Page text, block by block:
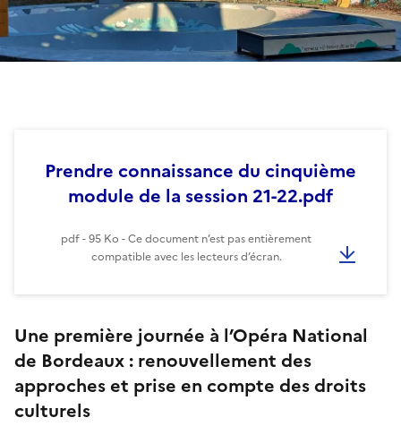
Prendre connaissance du cinquième
module de la session 21-22.pdf
pdf - 95 Ko - Ce document n’est pas entièrement
compatible avec les lecteurs d’écran.
Une première journée à l’Opéra National
de Bordeaux : renouvellement des
approches et prise en compte des droits
culturels